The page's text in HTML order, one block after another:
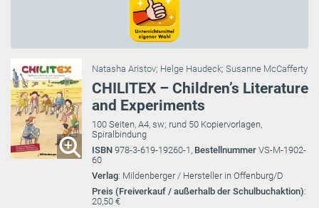
Natasha Aristov; Helge Haudeck; Susanne McCafferty
CHILITEX – Children’s Literature
and Experiments
100 Seiten, A4, sw; rund 50 Kopiervorlagen,
Spiralbindung
ISBN 978-3-619-19260-1, Bestellnummer VS-M-1902-
60
Verlag: Mildenberger / Hersteller in Offenburg/D
Preis (Freiverkauf / außerhalb der Schulbuchaktion):
20,50 €